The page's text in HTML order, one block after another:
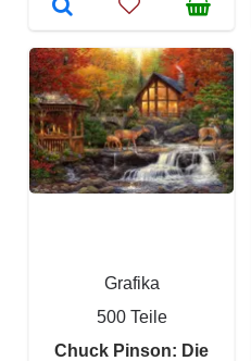
Grafika
500 Teile
Chuck Pinson: Die